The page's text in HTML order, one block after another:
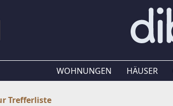
WOHNUNGEN HÄUSER
Trefferliste